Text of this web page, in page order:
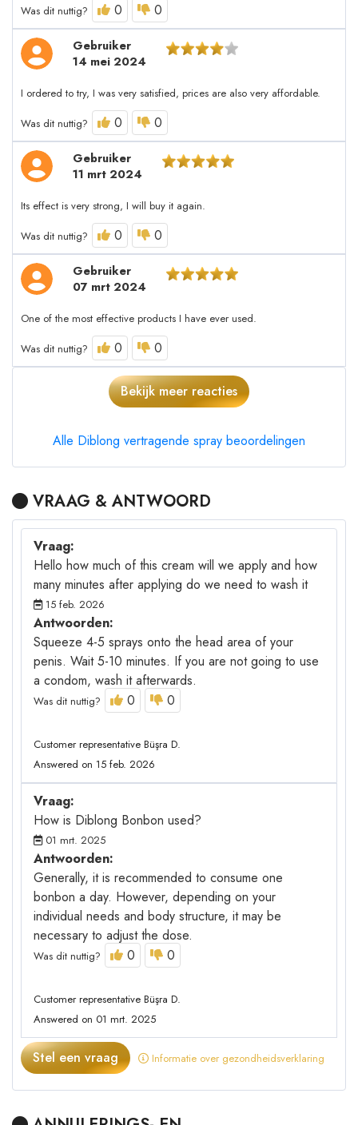
Was dit nuttig?
0 0
Gebruiker
14 mei 2024
I ordered to try, I was very satisfied, prices are also very affordable.
Was dit nuttig?
0 0
Gebruiker
11 mrt 2024
Its effect is very strong, I will buy it again.
Was dit nuttig?
0 0
Gebruiker
07 mrt 2024
One of the most effective products I have ever used.
Was dit nuttig?
0 0
Bekijk meer reacties
Alle Diblong vertragende spray beoordelingen
VRAAG & ANTWOORD
Vraag:
Hello how much of this cream will we apply and how
many minutes after applying do we need to wash it
15 feb. 2026
Antwoorden:
Squeeze 4-5 sprays onto the head area of your
penis. Wait 5-10 minutes. If you are not going to use
a condom, wash it afterwards.
Was dit nuttig? 0 0
Customer representative Büşra D.
Answered on 15 feb. 2026
Vraag:
How is Diblong Bonbon used?
01 mrt. 2025
Antwoorden:
Generally, it is recommended to consume one
bonbon a day. However, depending on your
individual needs and body structure, it may be
necessary to adjust the dose.
Was dit nuttig? 0 0
Customer representative Büşra D.
Answered on 01 mrt. 2025
Stel een vraag Informatie over gezondheidsverklaring